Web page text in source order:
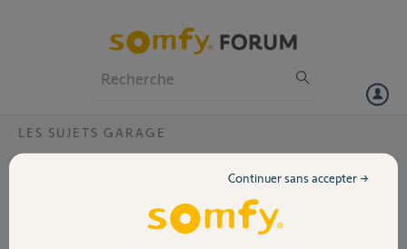
Volet
LES SUJETS GARAGE
j'ai changé le condensateur VECTRAM
comment faire pr les fins de course ?
Continuer sans accepter →